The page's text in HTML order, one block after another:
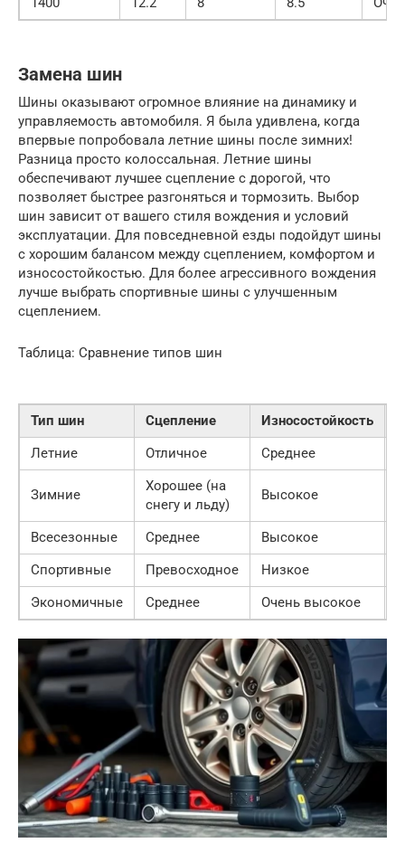
Замена шин
Шины оказывают огромное влияние на динамику и
управляемость автомобиля. Я была удивлена, когда
впервые попробовала летние шины после зимних!
Разница просто колоссальная. Летние шины
обеспечивают лучшее сцепление с дорогой, что
позволяет быстрее разгоняться и тормозить. Выбор
шин зависит от вашего стиля вождения и условий
эксплуатации. Для повседневной езды подойдут шины
с хорошим балансом между сцеплением, комфортом и
износостойкостью. Для более агрессивного вождения
лучше выбрать спортивные шины с улучшенным
сцеплением.
Таблица: Сравнение типов шин
Тип шин Сцепление Износостойкость
Летние
Отличное Среднее
Зимние
Хорошее (на
снегу и льду)
Высокое
Всесезонные Среднее Высокое
Спортивные
Превосходное Низкое
Экономичные
Среднее Очень высокое